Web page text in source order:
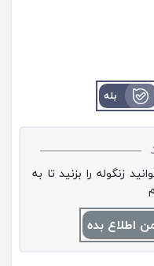
بله
زنگوله را بزنید تا به
اطلاع بده